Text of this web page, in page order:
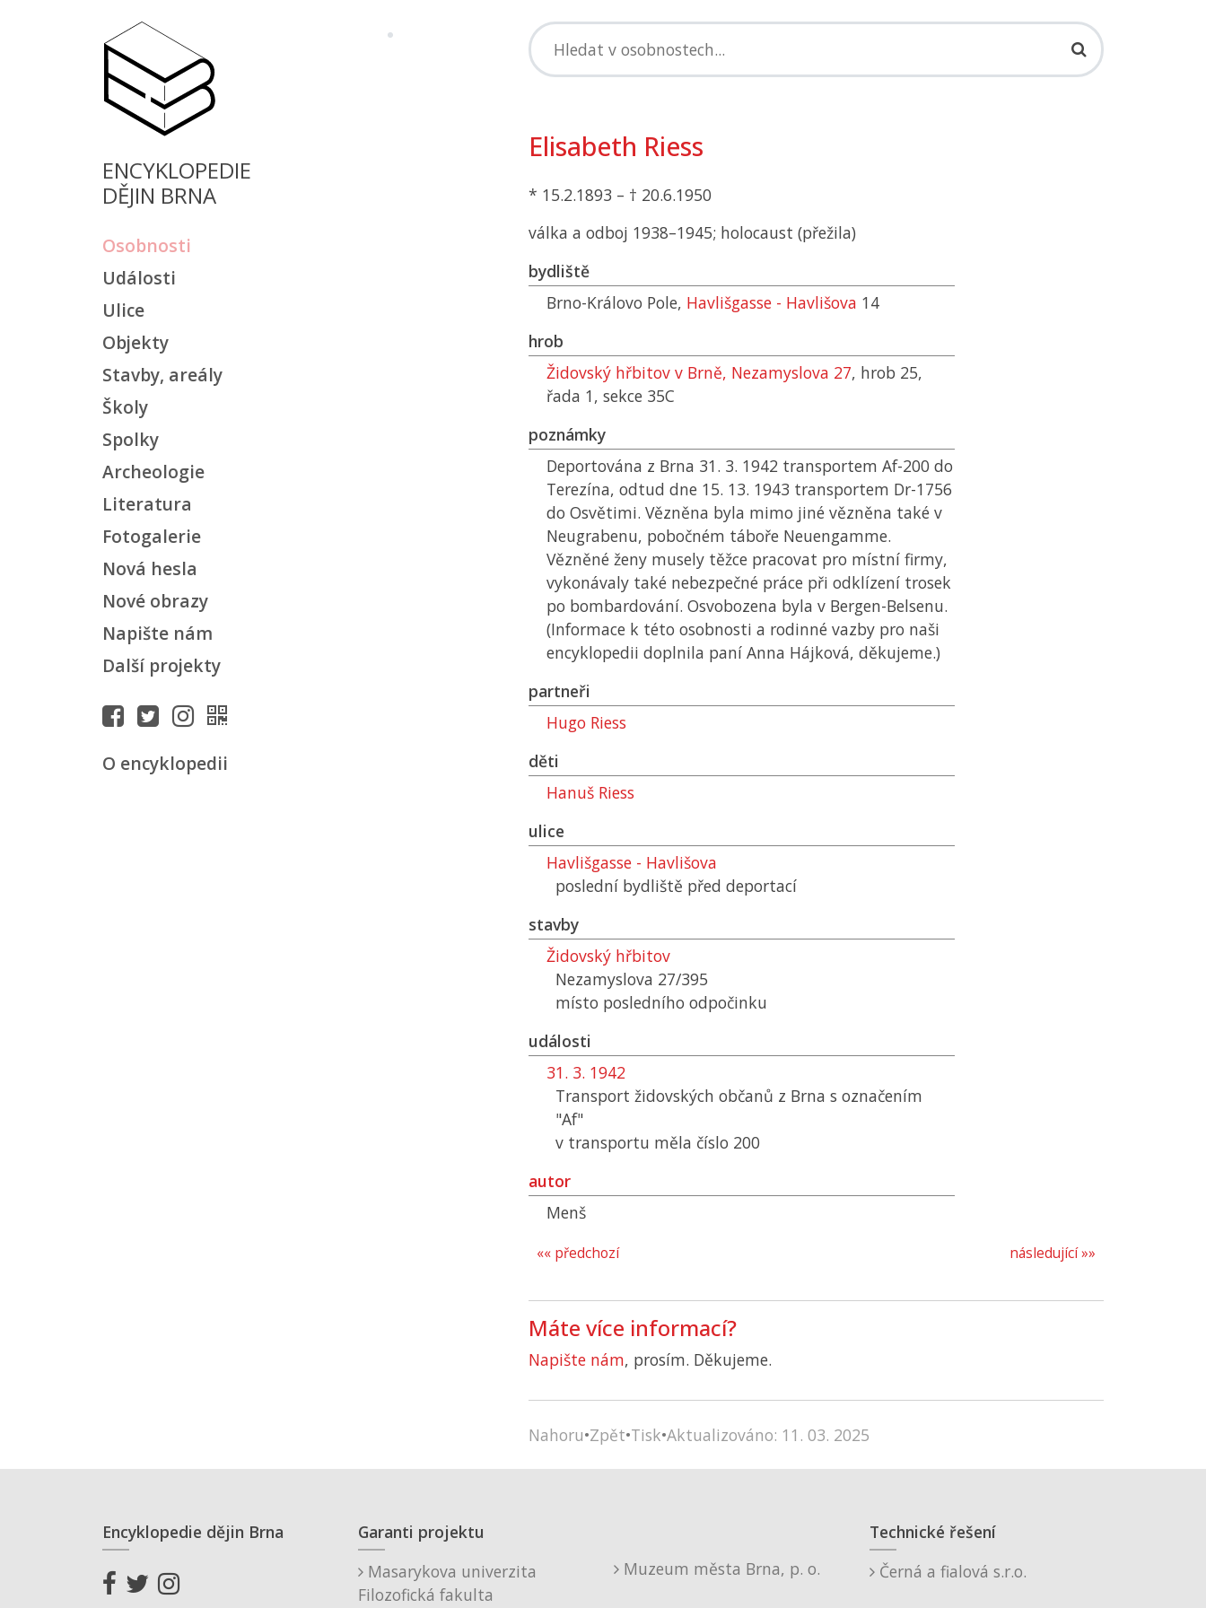
ENCYKLOPEDIE
DĚJIN BRNA
Osobnosti
Události
Ulice
Objekty
Stavby, areály
Školy
Spolky
Archeologie
Literatura
Fotogalerie
Nová hesla
Nové obrazy
Napište nám
Další projekty
O encyklopedii
Elisabeth Riess
* 15.2.1893 – † 20.6.1950
válka a odboj 1938–1945; holocaust (přežila)
bydliště
Brno-Královo Pole, Havlišgasse - Havlišova 14
hrob
Židovský hřbitov v Brně, Nezamyslova 27, hrob 25,
řada 1, sekce 35C
poznámky
Deportována z Brna 31. 3. 1942 transportem Af-200 do
Terezína, odtud dne 15. 13. 1943 transportem Dr-1756
do Osvětimi. Vězněna byla mimo jiné vězněna také v
Neugrabenu, pobočném táboře Neuengamme.
Vězněné ženy musely těžce pracovat pro místní firmy,
vykonávaly také nebezpečné práce při odklízení trosek
po bombardování. Osvobozena byla v Bergen-Belsenu.
(Informace k této osobnosti a rodinné vazby pro naši
encyklopedii doplnila paní Anna Hájková, děkujeme.)
partneři
Hugo Riess
děti
Hanuš Riess
ulice
Havlišgasse - Havlišova
poslední bydliště před deportací
stavby
Židovský hřbitov
Nezamyslova 27/395
místo posledního odpočinku
události
31. 3. 1942
Transport židovských občanů z Brna s označením
"Af"
v transportu měla číslo 200
autor
Menš
následující »»
«« předchozí
Máte více informací?
Napište nám, prosím. Děkujeme.
Nahoru•Zpět•Tisk•Aktualizováno: 11. 03. 2025
Encyklopedie dějin Brna
Garanti projektu
Masarykova univerzita
Filozofická fakulta
Muzeum města Brna, p. o.
Technické řešení
Černá a fialová s.r.o.